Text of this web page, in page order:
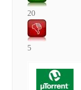
20
5